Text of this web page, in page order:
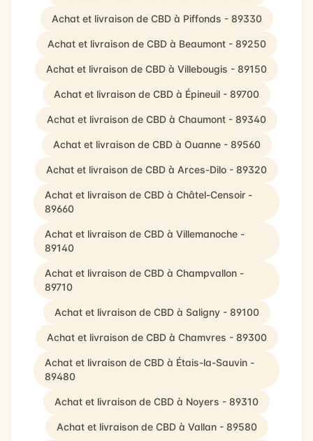
Achat et livraison de CBD à Piffonds - 89330
Achat et livraison de CBD à Beaumont - 89250
Achat et livraison de CBD à Villebougis - 89150
Achat et livraison de CBD à Épineuil - 89700
Achat et livraison de CBD à Chaumont - 89340
Achat et livraison de CBD à Ouanne - 89560
Achat et livraison de CBD à Arces-Dilo - 89320
Achat et livraison de CBD à Châtel-Censoir -
89660
Achat et livraison de CBD à Villemanoche -
89140
Achat et livraison de CBD à Champvallon -
89710
Achat et livraison de CBD à Saligny - 89100
Achat et livraison de CBD à Chamvres - 89300
Achat et livraison de CBD à Étais-la-Sauvin -
89480
Achat et livraison de CBD à Noyers - 89310
Achat et livraison de CBD à Vallan - 89580